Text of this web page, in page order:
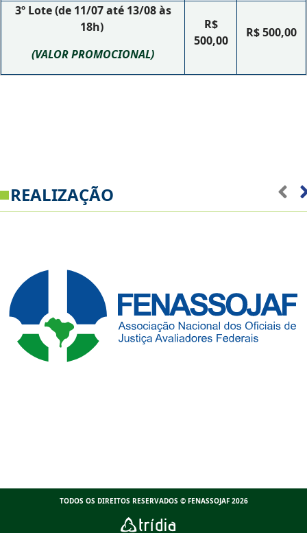
3º Lote (de 11/07 até 13/08 às
18h)
(VALOR PROMOCIONAL)
R$
500,00
R$ 500,00
REALIZAÇÃO
TODOS OS DIREITOS RESERVADOS © FENASSOJAF 2026